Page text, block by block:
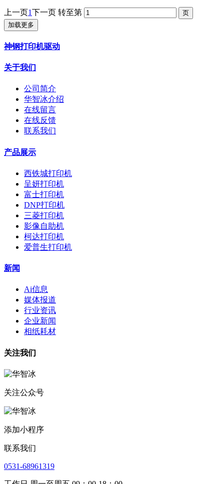
上一页1下一页 转至第
加载更多
神钢打印机驱动
关于我们
公司简介
华智冰介绍
在线留言
在线反馈
联系我们
产品展示
西铁城打印机
呈妍打印机
富士打印机
DNP打印机
三菱打印机
影像自助机
柯达打印机
爱普生打印机
新闻
Ai信息
媒体报道
行业资讯
企业新闻
相纸耗材
关注我们
关注公众号
添加小程序
联系我们
0531-68961319